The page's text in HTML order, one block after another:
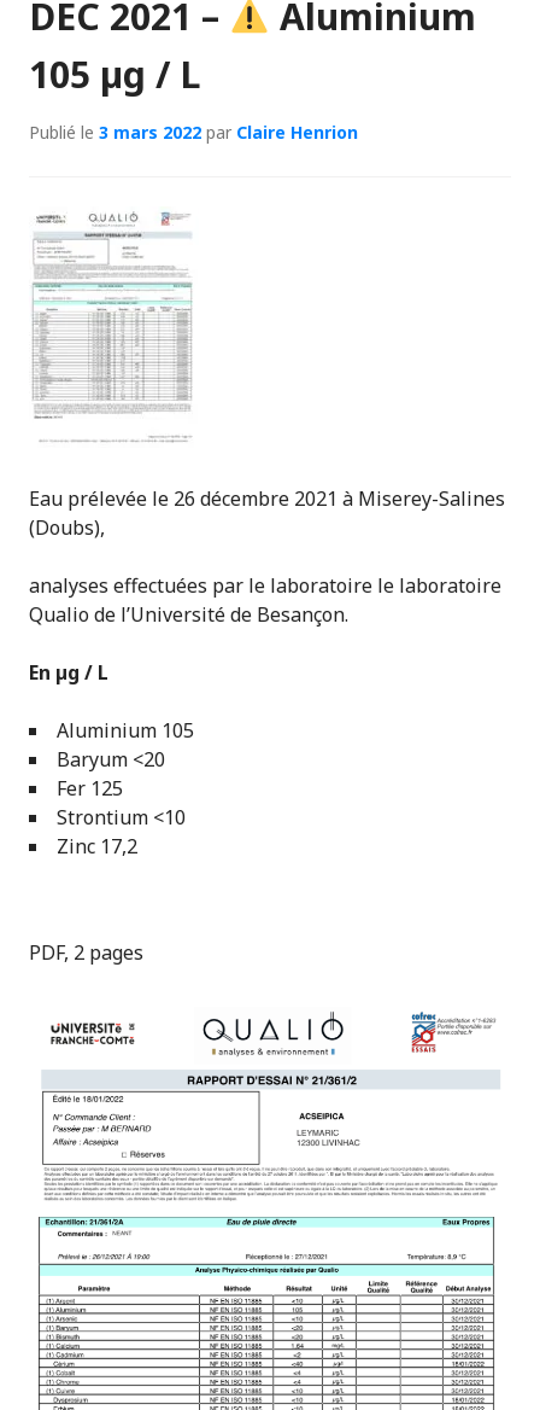
DEC 2021 –
Aluminium
105 µg / L
Publié le 3 mars 2022 par Claire Henrion
Eau prélevée le 26 décembre 2021 à Miserey-Salines
(Doubs),
analyses effectuées par le laboratoire le laboratoire
Qualio de l’Université de Besançon.
En µg / L
Aluminium 105
Baryum <20
Fer 125
Strontium <10
Zinc 17,2
PDF, 2 pages